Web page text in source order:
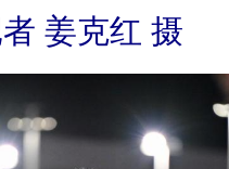
姜克红 摄